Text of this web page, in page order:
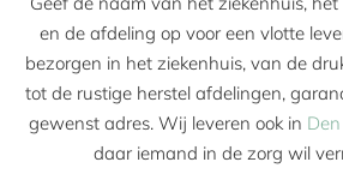
en de afdeling op voor een vlotte
bezorgen in het ziekenhuis, van de
tot de rustige herstel afdelingen,
gewenst adres. Wij leveren ook in
daar iemand in de zorg wil